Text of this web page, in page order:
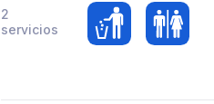
2
servicios